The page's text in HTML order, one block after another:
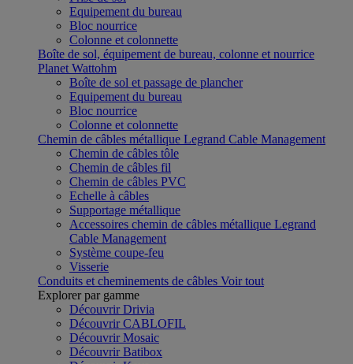
Equipement du bureau
Bloc nourrice
Colonne et colonnette
Boîte de sol, équipement de bureau, colonne et nourrice
Planet Wattohm
Boîte de sol et passage de plancher
Equipement du bureau
Bloc nourrice
Colonne et colonnette
Chemin de câbles métallique Legrand Cable Management
Chemin de câbles tôle
Chemin de câbles fil
Chemin de câbles PVC
Echelle à câbles
Supportage métallique
Accessoires chemin de câbles métallique Legrand
Cable Management
Système coupe-feu
Visserie
Conduits et cheminements de câbles Voir tout
Explorer par gamme
Découvrir Drivia
Découvrir CABLOFIL
Découvrir Mosaic
Découvrir Batibox